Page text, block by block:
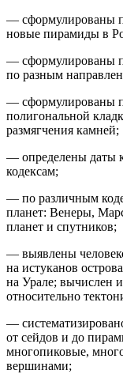
— сформулированы
новые пирамиды в
— сформулированы
по разным
— сформулированы
полигональной
размягчения камней;
— определены даты
кодексам;
— по различным
планет: Венеры,
планет и спутников;
— выявлены
на истуканов
на Урале; вычислен
относительно
—
от сейдов и до
многопиковые,
вершинами;